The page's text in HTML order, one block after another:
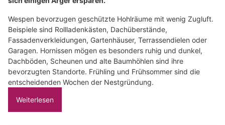
Wespen bevorzugen geschützte Hohlräume mit wenig Zugluft.
Beispiele sind Rollladenkästen, Dachüberstände,
Fassadenverkleidungen, Gartenhäuser, Terrassendielen oder
Garagen. Hornissen mögen es besonders ruhig und dunkel,
Dachböden, Scheunen und alte Baumhöhlen sind ihre
bevorzugten Standorte. Frühling und Frühsommer sind die
entscheidenden Wochen der Nestgründung.
Weiterlesen